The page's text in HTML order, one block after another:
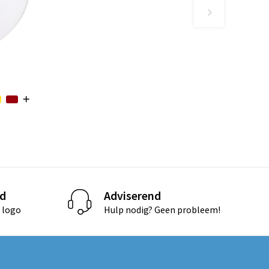
logo
Adviserend
Hulp nodig? Geen probleem!